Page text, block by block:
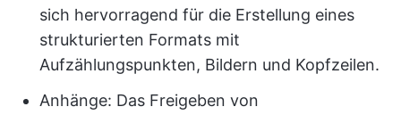
sich hervorragend für die Erstellung eines
strukturierten Formats mit
Aufzählungspunkten, Bildern und Kopfzeilen.
Anhänge: Das Freigeben von